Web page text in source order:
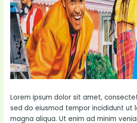
Lorem ipsum dolor sit amet,
sed do eiusmod tempor incididunt ut
magna aliqua. Ut enim ad minim